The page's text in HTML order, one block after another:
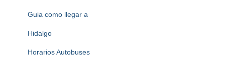
Guia como llegar a
Hidalgo
Horarios Autobuses